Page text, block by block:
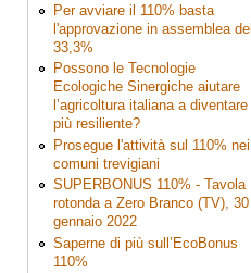
Per avviare il 110% basta
l'approvazione in assemblea del
33,3%
Possono le Tecnologie
Ecologiche Sinergiche aiutare
l’agricoltura italiana a diventare
più resiliente?
Prosegue l'attività sul 110% nei
comuni trevigiani
SUPERBONUS 110% - Tavola
rotonda a Zero Branco (TV), 30
gennaio 2022
Saperne di più sull’EcoBonus
110%